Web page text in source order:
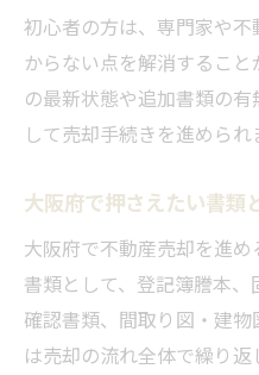
初心者の方は、専門家や
からない点を解消するこ
の最新状態や追加書類の
して売却手続きを進められ
大阪府で押さえたい書類
大阪府で不動産売却を進
書類として、登記簿謄本
確認書類、間取り図・建
は売却の流れ全体で繰り